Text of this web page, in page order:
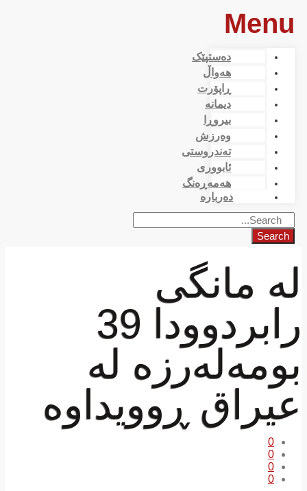
Menu
دەستپێک
هەواڵ
ڕاپۆرت
دیمانە
بیروڕا
وەرزش
تەندروستی
ئابووری
هەمەڕەنگ
دەربارە
Search
لە مانگی
رابردوودا 39
بومەلەرزە لە
عیراق ڕوویداوە
0
0
0
0